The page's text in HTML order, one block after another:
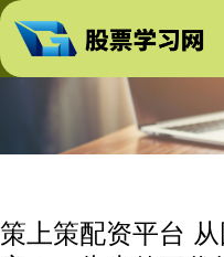
策上策配资平台